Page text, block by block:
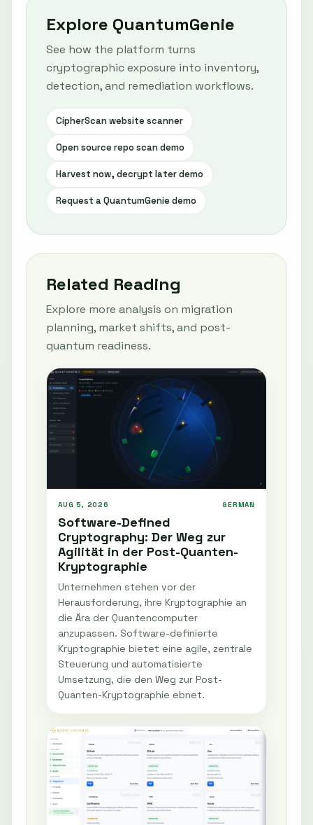
Explore QuantumGenie
See how the platform turns
cryptographic exposure into inventory,
detection, and remediation workflows.
CipherScan website scanner
Open source repo scan demo
Harvest now, decrypt later demo
Request a QuantumGenie demo
Related Reading
Explore more analysis on migration
planning, market shifts, and post-
quantum readiness.
AUG 5, 2026 GERMAN
Software-Defined
Cryptography: Der Weg zur
Agilität in der Post-Quanten-
Kryptographie
Unternehmen stehen vor der
Herausforderung, ihre Kryptographie an
die Ära der Quantencomputer
anzupassen. Software-definierte
Kryptographie bietet eine agile, zentrale
Steuerung und automatisierte
Umsetzung, die den Weg zur Post-
Quanten-Kryptographie ebnet.